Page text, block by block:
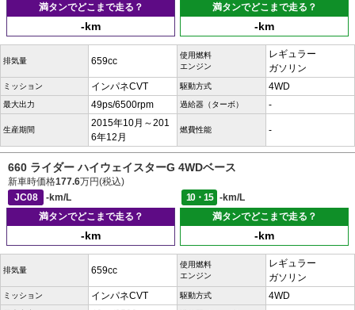
満タンでどこまで走る？
-km
満タンでどこまで走る？
-km
排気量 659cc
使用燃料
エンジン
レギュラー
ガソリン
ミッション インパネCVT 駆動方式 4WD
最大出力 49ps/6500rpm 過給器（ターボ） -
生産期間
2015年10月～201
6年12月
燃費性能 -
660 ライダー ハイウェイスターG 4WDベース
新車時価格177.6万円(税込)
JC08
-km/L 10・15
-km/L
満タンでどこまで走る？
-km
満タンでどこまで走る？
-km
排気量 659cc
使用燃料
エンジン
レギュラー
ガソリン
ミッション インパネCVT 駆動方式 4WD